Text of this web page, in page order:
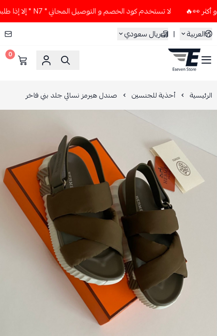
لا تستخدم كود الخصم و التوصيل المجاني " N7 " إلا إذا طلبت قطعتين أو أكثر 👀🔥
العربية
| ريال سعودي
ESEVEN STORE
0
الرئيسية أحذية للجنسين صندل هيرمز نسائي جلد بني فاخر